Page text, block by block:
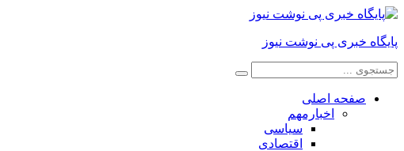
پایگاه خبری پی نوشت نیوز
صفحه اصلی
اخبارمهم
سیاسی
اقتصادی